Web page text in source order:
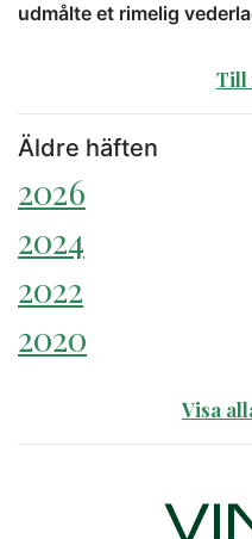
udmålte et rimelig
Till
Äldre häften
2026
2024
2022
2020
Visa